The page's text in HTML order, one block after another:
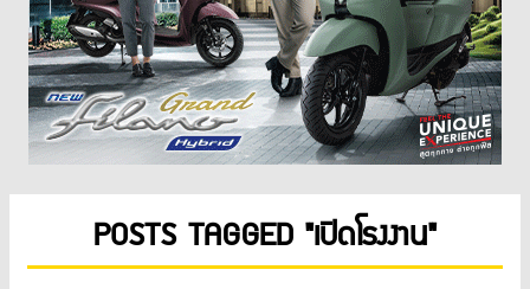
POSTS TAGGED "เปิดโรงงาน"